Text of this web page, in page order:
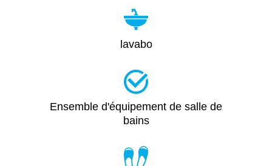
lavabo
Ensemble d'équipement de salle de
bains